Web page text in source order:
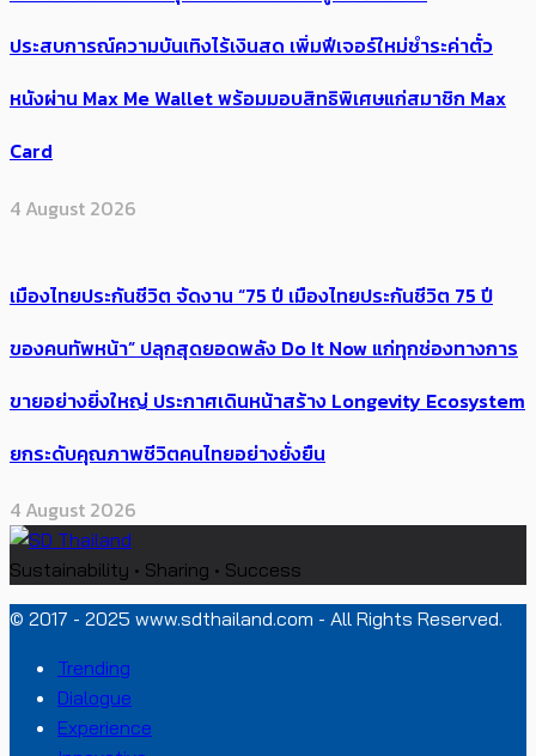
ประสบการณ์ความบันเทิงไร้เงินสด เพิ่มฟีเจอร์ใหม่ชำระค่าตั๋ว
หนังผ่าน Max Me Wallet พร้อมมอบสิทธิพิเศษแก่สมาชิก Max
Card
4 August 2026
เมืองไทยประกันชีวิต จัดงาน “75 ปี เมืองไทยประกันชีวิต 75 ปี
ของคนทัพหน้า” ปลุกสุดยอดพลัง Do It Now แก่ทุกช่องทางการ
ขายอย่างยิ่งใหญ่ ประกาศเดินหน้าสร้าง Longevity Ecosystem
ยกระดับคุณภาพชีวิตคนไทยอย่างยั่งยืน
4 August 2026
Sustainability • Sharing • Success
© 2017 - 2025 www.sdthailand.com - All Rights Reserved.
Trending
Dialogue
Experience